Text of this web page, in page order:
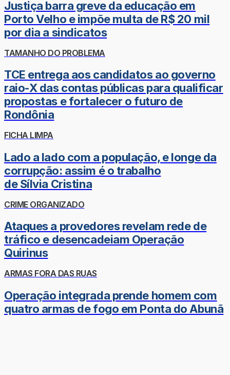
Justiça barra greve da educação em
Porto Velho e impõe multa de R$ 20 mil
por dia a sindicatos
TAMANHO DO PROBLEMA
TCE entrega aos candidatos ao governo
raio-X das contas públicas para qualificar
propostas e fortalecer o futuro de
Rondônia
FICHA LIMPA
Lado a lado com a população, e longe da
corrupção: assim é o trabalho
de Sílvia Cristina
CRIME ORGANIZADO
Ataques a provedores revelam rede de
tráfico e desencadeiam Operação
Quirinus
ARMAS FORA DAS RUAS
Operação integrada prende homem com
quatro armas de fogo em Ponta do Abunã